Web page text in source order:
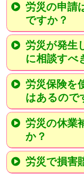
労災の申請
ですか？
労災が発生
に相談すべ
労災保険を
はあるので
労災の休業
か？
労災で損害